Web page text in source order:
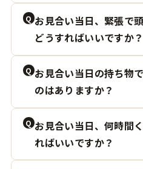
Q お見合い当日、緊張で
どうすればいいですか？
Q お見合い当日の持ち物
のはありますか？
Q お見合い当日、何時間
ればいいですか？